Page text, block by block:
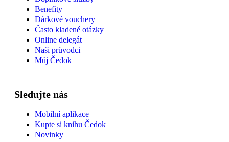
Benefity
Dárkové vouchery
Často kladené otázky
Online delegát
Naši průvodci
Můj Čedok
Sledujte nás
Mobilní aplikace
Kupte si knihu Čedok
Novinky